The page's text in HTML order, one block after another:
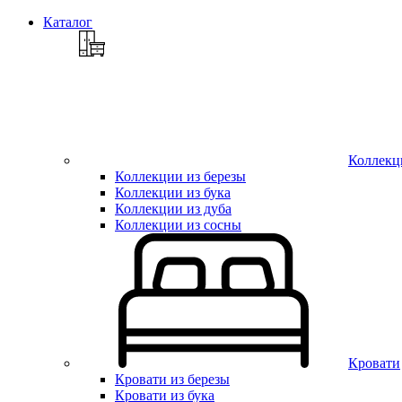
Каталог
Коллекции из березы
Коллекции из бука
Коллекции из дуба
Коллекции из сосны
Кровати
Кровати из березы
Кровати из бука